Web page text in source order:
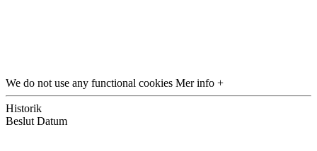
We do not use any functional cookies Mer info +
Historik
Beslut Datum